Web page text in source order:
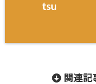
tsu
関連記